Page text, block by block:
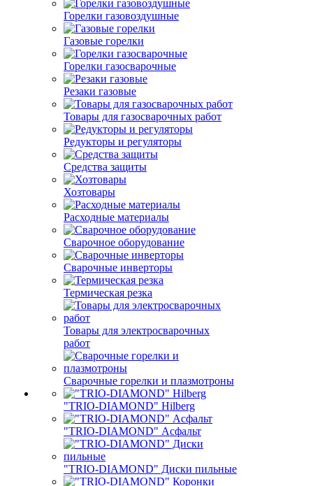
Горелки газовоздушные
Газовые горелки
Горелки газосварочные
Резаки газовые
Товары для газосварочных работ
Редукторы и регуляторы
Средства защиты
Хозтовары
Расходные материалы
Сварочное оборудование
Сварочные инверторы
Термическая резка
Товары для электросварочных
работ
Сварочные горелки и плазмотроны
"TRIO-DIAMOND" Hilberg
"TRIO-DIAMOND" Асфальт
"TRIO-DIAMOND" Диски пильные